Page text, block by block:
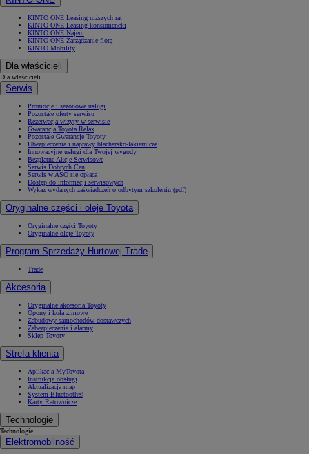
KINTO ONE Leasing niższych rat
KINTO ONE Leasing konsumencki
KINTO ONE Najem
KINTO ONE Zarządzanie flotą
KINTO Mobility
Dla właścicieli
Dla właścicieli
Serwis
Promocje i sezonowe usługi
Pozostałe oferty serwisu
Rezerwacja wizyty w serwisie
Gwarancja Toyota Relax
Pozostałe Gwarancje Toyoty
Ubezpieczenia i naprawy blacharsko-lakiernicze
Innowacyjne usługi dla Twojej wygody
Bezpłatne Akcje Serwisowe
Serwis Dobrych Cen
Serwis w ASO się opłaca
Dostęp do informacji serwisowych
Wykaz wydanych zaświadczeń o odbytym szkoleniu (pdf)
Oryginalne części i oleje Toyota
Oryginalne części Toyoty
Oryginalne oleje Toyoty
Program Sprzedaży Hurtowej Trade
Trade
Akcesoria
Oryginalne akcesoria Toyoty
Opony i koła zimowe
Zabudowy samochodów dostawczych
Zabezpieczenia i alarmy
Sklep Toyoty
Strefa klienta
Aplikacja MyToyota
Instrukcje obsługi
Aktualizacja map
System Bluetooth®
Karty Ratownicze
Technologie
Technologie
Elektromobilność